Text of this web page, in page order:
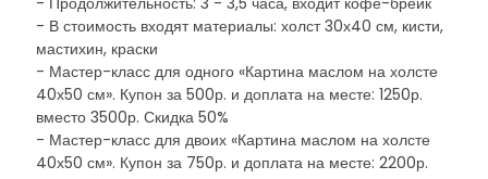
- В стоимость входят материалы: холст 30х40 см, кисти,
мастихин, краски
- Мастер-класс для одного «Картина маслом на холсте
40х50 см». Купон за 500р. и доплата на месте: 1250р.
вместо 3500р. Скидка 50%
- Мастер-класс для двоих «Картина маслом на холсте
40х50 см». Купон за 750р. и доплата на месте: 2200р.